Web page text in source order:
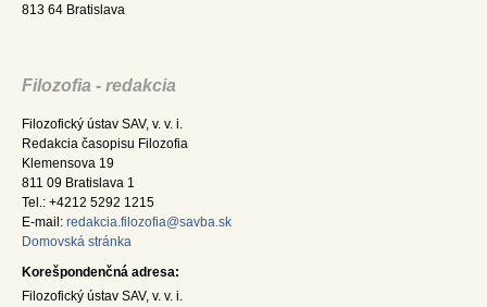
813 64 Bratislava
Filozofia - redakcia
Filozofický ústav SAV, v. v. i.
Redakcia časopisu Filozofia
Klemensova 19
811 09 Bratislava 1
Tel.: +4212 5292 1215
E-mail: redakcia.filozofia@savba.sk
Domovská stránka
Korešpondenčná adresa:
Filozofický ústav SAV, v. v. i.